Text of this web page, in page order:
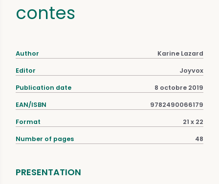
contes
Author Karine Lazard
Editor Joyvox
Publication date 8 octobre 2019
EAN/ISBN 9782490066179
Format 21 x 22
Number of pages 48
PRESENTATION